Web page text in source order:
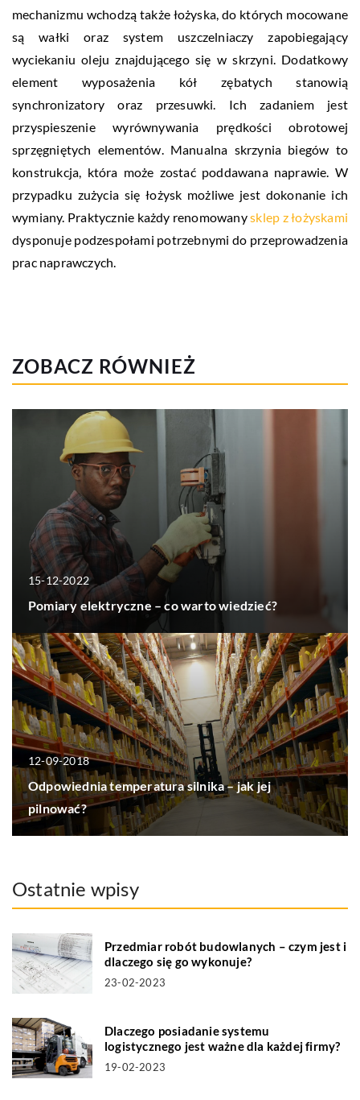
mechanizmu wchodzą także łożyska, do których mocowane
są wałki oraz system uszczelniaczy zapobiegający
wyciekaniu oleju znajdującego się w skrzyni. Dodatkowy
element wyposażenia kół zębatych stanowią
synchronizatory oraz przesuwki. Ich zadaniem jest
przyspieszenie wyrównywania prędkości obrotowej
sprzęgniętych elementów. Manualna skrzynia biegów to
konstrukcja, która może zostać poddawana naprawie. W
przypadku zużycia się łożysk możliwe jest dokonanie ich
wymiany. Praktycznie każdy renomowanysklep z łożyskami
dysponuje podzespołami potrzebnymi do przeprowadzenia
prac naprawczych.
ZOBACZ RÓWNIEŻ
15-12-2022
Pomiary elektryczne – co warto wiedzieć?
12-09-2018
Odpowiednia temperatura silnika – jak jej
pilnować?
Ostatnie wpisy
Przedmiar robót budowlanych – czym jest i
dlaczego się go wykonuje?
23-02-2023
Dlaczego posiadanie systemu
logistycznego jest ważne dla każdej firmy?
19-02-2023